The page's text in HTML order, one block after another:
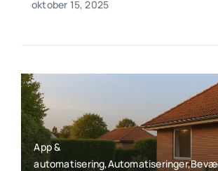
oktober 15, 2025
App &